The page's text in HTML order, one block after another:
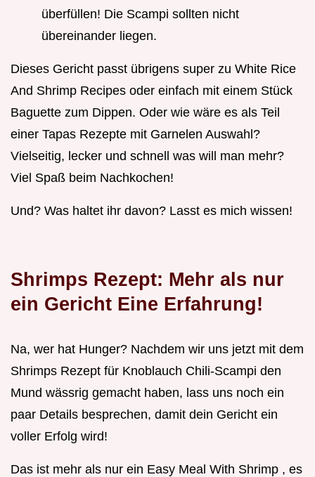
überfüllen! Die Scampi sollten nicht
übereinander liegen.
Dieses Gericht passt übrigens super zu White Rice
And Shrimp Recipes oder einfach mit einem Stück
Baguette zum Dippen. Oder wie wäre es als Teil
einer Tapas Rezepte mit Garnelen Auswahl?
Vielseitig, lecker und schnell was will man mehr?
Viel Spaß beim Nachkochen!
Und? Was haltet ihr davon? Lasst es mich wissen!
Shrimps Rezept: Mehr als nur
ein Gericht Eine Erfahrung!
Na, wer hat Hunger? Nachdem wir uns jetzt mit dem
Shrimps Rezept für Knoblauch Chili-Scampi den
Mund wässrig gemacht haben, lass uns noch ein
paar Details besprechen, damit dein Gericht ein
voller Erfolg wird!
Das ist mehr als nur ein Easy Meal With Shrimp , es